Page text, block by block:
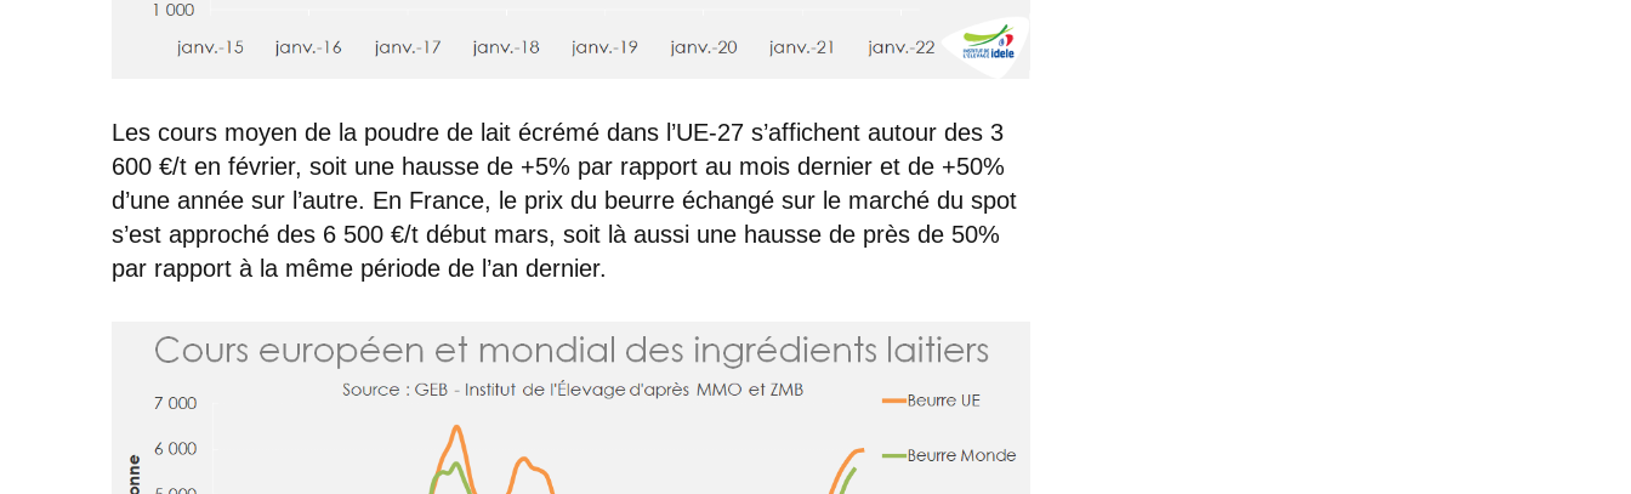
Les cours moyen de la poudre de lait écrémé dans l’UE-27 s’affichent autour des 3
600 €/t en février, soit une hausse de +5% par rapport au mois dernier et de +50%
d’une année sur l’autre. En France, le prix du beurre échangé sur le marché du spot
s’est approché des 6 500 €/t début mars, soit là aussi une hausse de près de 50%
par rapport à la même période de l’an dernier.